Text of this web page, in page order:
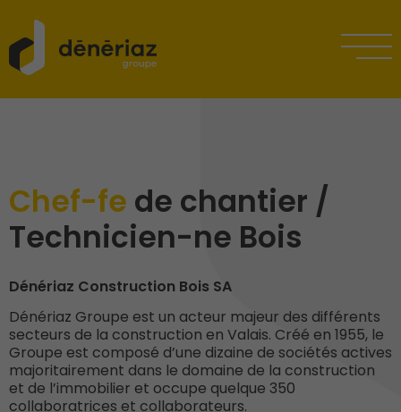
Chef-fe de chantier /
Technicien-ne Bois
Dénériaz Construction Bois SA
Dénériaz Groupe est un acteur majeur des différents
secteurs de la construction en Valais. Créé en 1955, le
Groupe est composé d’une dizaine de sociétés actives
majoritairement dans le domaine de la construction
et de l’immobilier et occupe quelque 350
collaboratrices et collaborateurs.